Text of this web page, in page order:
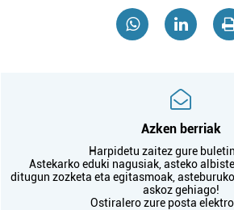
Azken berriak
Harpidetu zaitez gure
Astekarko eduki nagusiak, asteko
ditugun zozketa eta egitasmoak,
askoz gehiago!
Ostiralero zure posta